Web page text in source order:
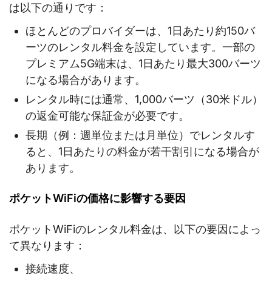
は以下の通りです：
ほとんどのプロバイダーは、1日あたり約150バ
ーツのレンタル料金を設定しています。一部の
プレミアム5G端末は、1日あたり最大300バーツ
になる場合があります。
レンタル時には通常、1,000バーツ（30米ドル）
の返金可能な保証金が必要です。
長期（例：週単位または月単位）でレンタルす
ると、1日あたりの料金が若干割引になる場合が
あります。
ポケットWiFiの価格に影響する要因
ポケットWiFiのレンタル料金は、以下の要因によっ
て異なります：
接続速度、